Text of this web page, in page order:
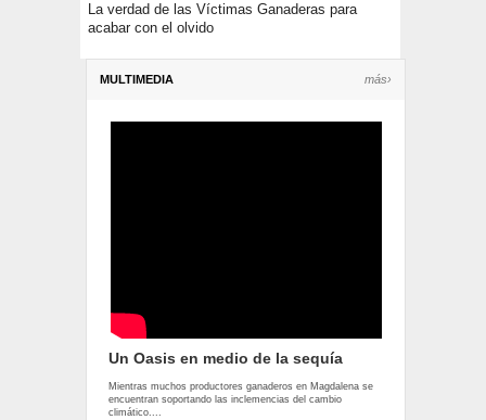
La verdad de las Víctimas Ganaderas para
acabar con el olvido
MULTIMEDIA más›
Un Oasis en medio de la sequía
Mientras muchos productores ganaderos en Magdalena se
encuentran soportando las inclemencias del cambio
climático....